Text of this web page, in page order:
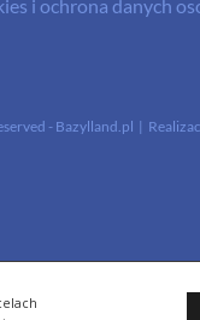
i ochrona danych
- Bazylland.pl |